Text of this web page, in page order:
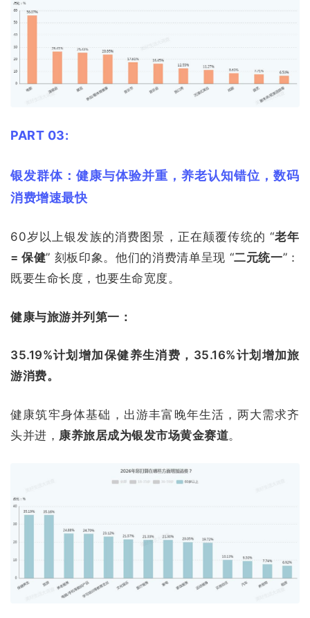
PART 03:
银发群体：健康与体验并重，养老认知错位，数码
消费增速最快
60岁以上银发族的消费图景，正在颠覆传统的 “老年
= 保健” 刻板印象。他们的消费清单呈现 “二元统一”：
既要生命长度，也要生命宽度。
健康与旅游并列第一：
35.19%计划增加保健养生消费，35.16%计划增加旅
游消费。
健康筑牢身体基础，出游丰富晚年生活，两大需求齐
头并进， 康养旅居成为银发市场黄金赛道。